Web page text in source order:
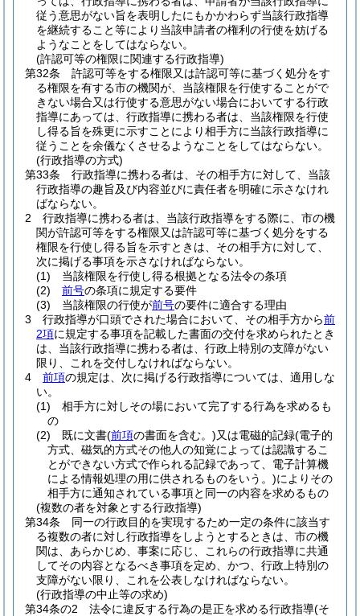
従う意思がない旨を表明したにもかかわらず当該行政指導
を継続すること等により当該申請者の権利の行使を妨げる
ようなことをしてはならない。
(許認可等の権限に関連する行政指導)
第32条
許認可等をする権限又は許認可等に基づく処分をす
る権限を有する市の機関が、当該権限を行使することがで
きない場合又は行使する意思がない場合においてする行政
指導にあっては、行政指導に携わる者は、当該権限を行使
し得る旨を殊更に示すことにより相手方に当該行政指導に
従うことを余儀なくさせるようなことをしてはならない。
(行政指導の方式)
第33条
行政指導に携わる者は、その相手方に対して、当該
行政指導の趣旨及び内容並びに責任者を明確に示さなけれ
ばならない。
2
行政指導に携わる者は、当該行政指導をする際に、市の機
関が許認可等をする権限又は許認可等に基づく処分をする
権限を行使し得る旨を示すときは、その相手方に対して、
次に掲げる事項を示さなければならない。
(1)
当該権限を行使し得る根拠となる法令の条項
(2)
前号の条項に規定する要件
(3)
当該権限の行使が前号の要件に適合する理由
3
行政指導が口頭でされた場合において、その相手方から前
2項に規定する事項を記載した書面の交付を求められたとき
は、当該行政指導に携わる者は、行政上特別の支障がない
限り、これを交付しなければならない。
4
前項の規定は、次に掲げる行政指導については、適用しな
い。
(1)
相手方に対しその場において完了する行為を求めるも
の
(2)
既に文書(前項の書面を含む。)又は電磁的記録(電子的
方式、磁気的方式その他人の知覚によっては認識するこ
とができない方式で作られる記録であって、電子計算機
による情報処理の用に供されるものをいう。)によりその
相手方に通知されている事項と同一の内容を求めるもの
(複数の者を対象とする行政指導)
第34条
同一の行政目的を実現するため一定の条件に該当す
る複数の者に対し行政指導をしようとするときは、市の機
関は、あらかじめ、事案に応じ、これらの行政指導に共通
してその内容となるべき事項を定め、かつ、行政上特別の
支障がない限り、これを公表しなければならない。
(行政指導の中止等の求め)
第34条の2
法令に違反する行為の是正を求める行政指導(そ